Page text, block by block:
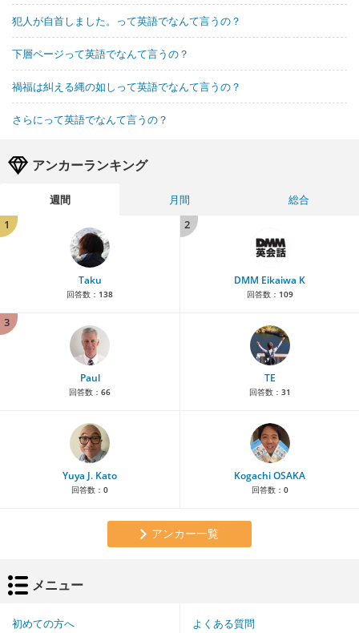
犯人が自首しました。って英語でなんて言うの？
下層ページって英語でなんて言うの？
禍福は糾える縄の如しって英語でなんて言うの？
さらにって英語でなんて言うの？
アンカーランキング
週間 月間
総合
1
Taku
回答数： 138
2
DMM Eikaiwa K
回答数： 109
3
Paul
回答数： 66
TE
回答数： 31
Yuya J. Kato
回答数： 0
Kogachi OSAKA
回答数： 0
アンカー一覧
メニュー
初めての方へ よくある質問